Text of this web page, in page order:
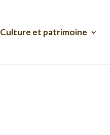
Culture et patrimoine